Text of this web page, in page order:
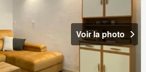
Voir la photo